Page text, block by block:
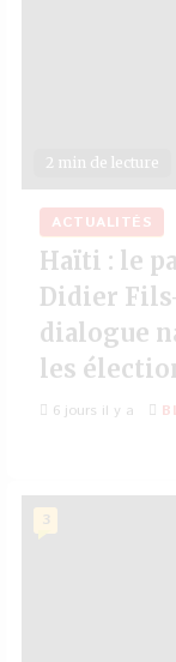
2 min de lecture
ACTUALITÉS
Haïti : le
Didier
dialogue
les
6 jours il y a
3